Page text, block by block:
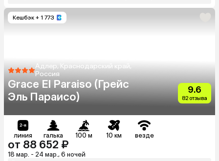
Кешбэк + 1 773
Адлер, Краснодарский край,
Россия
Grace El Paraiso (Грейс
Эль Параисо)
9.6
82 отзыва
линия галька 100 м 10 км везде
от 88 652 ₽
18 мар. - 24 мар., 6 ночей